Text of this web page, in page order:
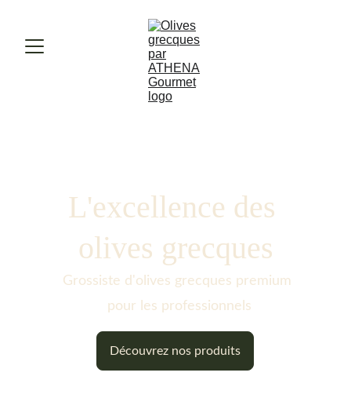
L'excellence des
olives grecques
Grossiste d'olives grecques premium
pour les professionnels
Découvrez nos produits